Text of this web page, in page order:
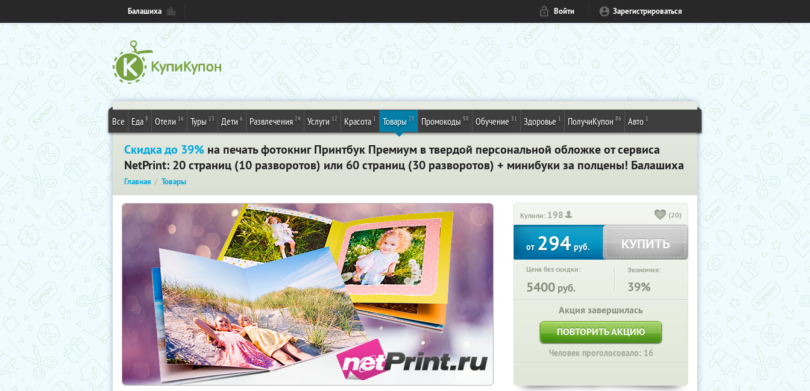
Балашиха Войти Зарегистрироваться
Все Еда 8 Отели 16 Туры 13 Дети 6 Развлечения 24 Услуги 12 Красота 1 Товары 25 Промокоды 50 Обучение 31 Здоровье 1 ПолучиКупон 86 Авто 1
Скидка до 39% на печать фотокниг Принтбук Премиум в твердой персональной обложке от сервиса
NetPrint: 20 страниц (10 разворотов) или 60 страниц (30 разворотов) + минибуки за полцены! Балашиха
Главная Товары
Купили: 198 (20)
от294руб. КУПИТЬ
Цена без скидки:
5400 руб.
Экономия:
39%
Акция завершилась
ПОВТОРИТЬ АКЦИЮ
Человек проголосовало: 16